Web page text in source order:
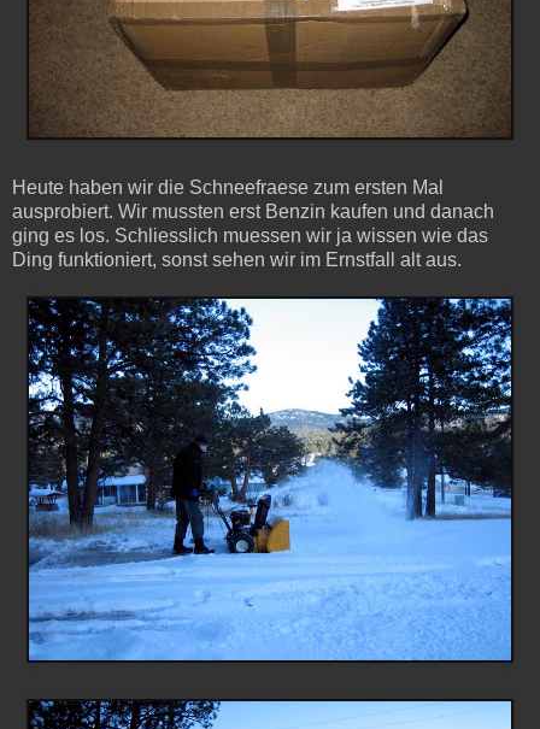
Heute haben wir die Schneefraese zum ersten Mal
ausprobiert. Wir mussten erst Benzin kaufen und danach
ging es los. Schliesslich muessen wir ja wissen wie das
Ding funktioniert, sonst sehen wir im Ernstfall alt aus.